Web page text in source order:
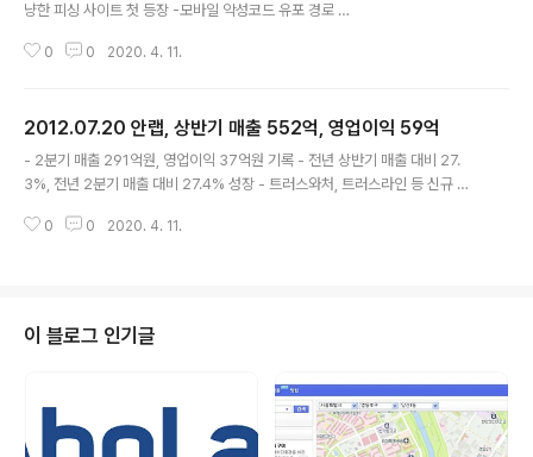
냥한 피싱 사이트 첫 등장 -모바일 악성코드 유포 경로 다
김홍선, www.ahnlab.com)는 19일 ‘2012년 상반기 5
모바일 동시 겨냥한 피싱 사이트 첫 등장 ▶ 개인정보 탈취
용 악성코드 유포 지속 ▶ 애플리케이션 취약점 악용 악성
코드 기승 ▶ 모바일 악성코드 유포 경로 다양화 등이다. 1)
공격의 특징을 보면 작년에는 기업에서 관리하는 고객 정
0 0 2020. 4. 11.
2012.07.20 안랩, 상반기 매출 552억, 영업이익 59억
- 2분기 매출 291억원, 영업이익 37억원 기록 - 전년 상반기 매출 대비 27.
3%, 전년 2분기 매출 대비 27.4% 성장 - 트러스와처, 트러스라인 등 신규 전
www.ahnlab.com)은 20일 2012년 상반기에 매출액 552억원, 영업이익 5
는 백신의 대명사 V3 제품군의 매출을 비롯해 최근 보안 이슈 증가와 함께 보안
컨설팅/관제 등의 보안 서비스 부문과 SI(시스템통합) 등..
0 0 2020. 4. 11.
이 블로그 인기글